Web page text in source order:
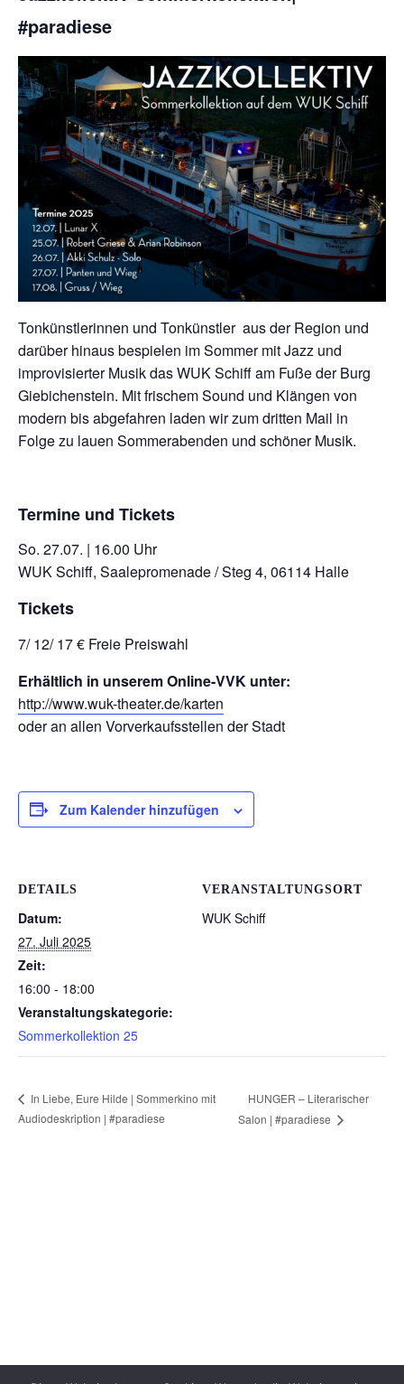
#paradiese
Tonkünstlerinnen und Tonkünstler aus der Region und
darüber hinaus bespielen im Sommer mit Jazz und
improvisierter Musik das WUK Schiff am Fuße der Burg
Giebichenstein. Mit frischem Sound und Klängen von
modern bis abgefahren laden wir zum dritten Mail in
Folge zu lauen Sommerabenden und schöner Musik.
Termine und Tickets
So. 27.07. | 16.00 Uhr
WUK Schiff, Saalepromenade / Steg 4, 06114 Halle
Tickets
7/ 12/ 17 € Freie Preiswahl
Erhältlich in unserem Online-VVK unter:
http://www.wuk-theater.de/karten
oder an allen Vorverkaufsstellen der Stadt
Zum Kalender hinzufügen
DETAILS
Datum:
27. Juli 2025
Zeit:
16:00 - 18:00
Veranstaltungskategorie:
Sommerkollektion 25
VERANSTALTUNGSORT
WUK Schiff
In Liebe, Eure Hilde | Sommerkino mit
Audiodeskription | #paradiese
HUNGER – Literarischer
Salon | #paradiese